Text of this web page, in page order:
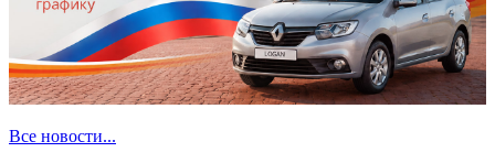
Все новости...